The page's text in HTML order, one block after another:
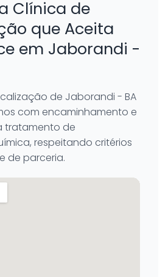
Clínica de
que Aceita
em Jaborandi -
de Jaborandi - BA
com encaminhamento e
tratamento de
respeitando critérios
de parceria.